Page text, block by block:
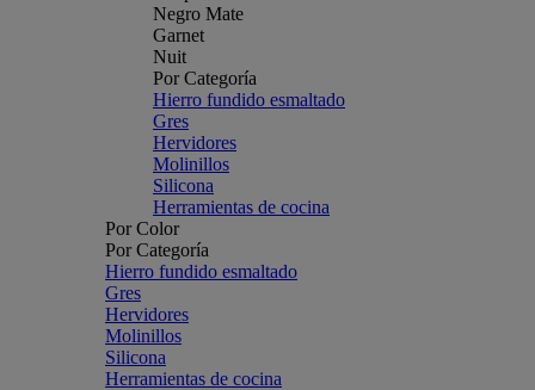
Negro Mate
Garnet
Nuit
Por Categoría
Hierro fundido esmaltado
Gres
Hervidores
Molinillos
Silicona
Herramientas de cocina
Por Color
Por Categoría
Hierro fundido esmaltado
Gres
Hervidores
Molinillos
Silicona
Herramientas de cocina